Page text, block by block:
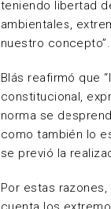
teniendo libertad
ambientales,
nuestro concepto”.
Blás reafirmó que “
constitucional,
norma se
como también lo
se previó la
Por estas